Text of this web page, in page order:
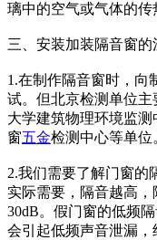
璃中的空气或气体的传
三、安装加装隔音窗的
1.在制作隔音窗时，向
试。但北京检测单位
大学建筑物理环境监
窗五金检测中心等单位
2.我们需要了解门窗的
实际需要，隔音越高
30dB。假门窗的低频
会引起低频声音泄漏，